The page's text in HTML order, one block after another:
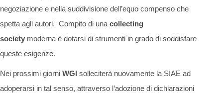
negoziazione e nella suddivisione dell’equo compenso che
spetta agli autori. Compito di una collecting
society moderna è dotarsi di strumenti in grado di soddisfare
queste esigenze.
Nei prossimi giorni WGI solleciterà nuovamente la SIAE ad
adoperarsi in tal senso, attraverso l’adozione di dichiarazioni